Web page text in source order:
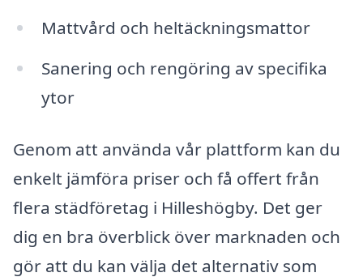
Mattvård och heltäckningsmattor
Sanering och rengöring av specifika
ytor
Genom att använda vår plattform kan du
enkelt jämföra priser och få offert från
flera städföretag i Hilleshögby. Det ger
dig en bra överblick över marknaden och
gör att du kan välja det alternativ som